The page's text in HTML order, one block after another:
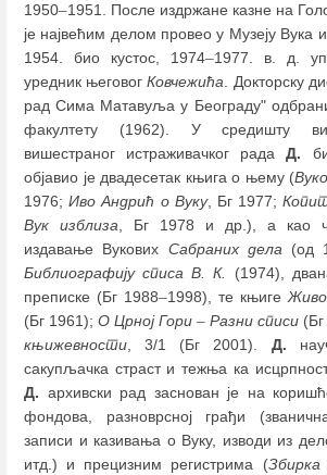
1950–1951. После издржане казне на
је највећим делом провео у Музеју Вука и
1954. био кустос, 1974–1977. в. д.
уредник његовогКовчежића. Докторску
рад Сима Матавуља у Београду"
факултету (1962). У средишту
вишестраног истраживачког радаД.
објавио је двадесетак књига о њему (
1976;Иво Андрић о Вуку, Бг 1977;
Вук изблиза, Бг 1978 и др.), а као
издавање Вукових Сабраних дела(од
Библиографију списа В. К.
(1974),
преписке (Бг 1988–1998), те књиге
(Бг 1961); О Црној Гори – Разни списи
књижевности, 3/1 (Бг 2001). Д.
сакупљачка страст и тежња ка
Д. архивски рад заснован је на
фондова, разноврсној грађи
записи и казивања о Вуку, изводи из
итд.) и прецизним регистрима (Збирка